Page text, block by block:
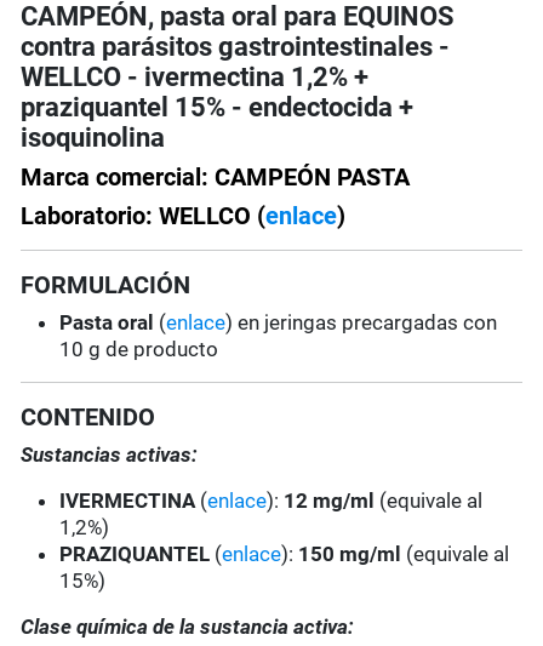
CAMPEÓN, pasta oral para EQUINOS
contra parásitos gastrointestinales -
WELLCO - ivermectina 1,2% +
praziquantel 15% - endectocida +
isoquinolina
Marca comercial: CAMPEÓN PASTA
Laboratorio: WELLCO (enlace)
FORMULACIÓN
Pasta oral (enlace) en jeringas precargadas con
10 g de producto
CONTENIDO
Sustancias activas:
IVERMECTINA (enlace): 12 mg/ml (equivale al
1,2%)
PRAZIQUANTEL (enlace): 150 mg/ml (equivale al
15%)
Clase química de la sustancia activa: